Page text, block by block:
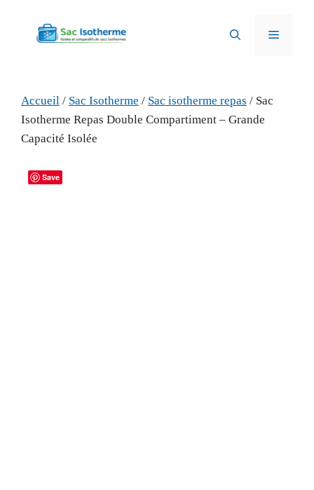
contenu
Menu
Accueil / Sac Isotherme / Sac isotherme repas / Sac
Isotherme Repas Double Compartiment – Grande
Capacité Isolée
Save